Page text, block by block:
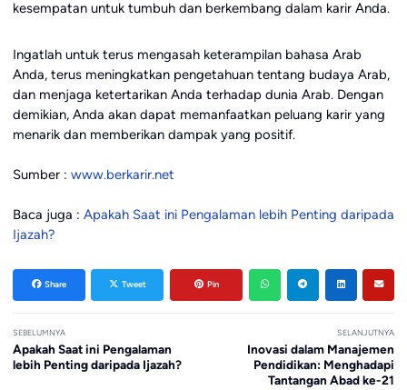
kesempatan untuk tumbuh dan berkembang dalam karir Anda.
Ingatlah untuk terus mengasah keterampilan bahasa Arab
Anda, terus meningkatkan pengetahuan tentang budaya Arab,
dan menjaga ketertarikan Anda terhadap dunia Arab. Dengan
demikian, Anda akan dapat memanfaatkan peluang karir yang
menarik dan memberikan dampak yang positif.
Sumber : www.berkarir.net
Baca juga : Apakah Saat ini Pengalaman lebih Penting daripada
Ijazah?
Share Tweet Pin
SEBELUMNYA
Apakah Saat ini Pengalaman
lebih Penting daripada Ijazah?
SELANJUTNYA
Inovasi dalam Manajemen
Pendidikan: Menghadapi
Tantangan Abad ke-21